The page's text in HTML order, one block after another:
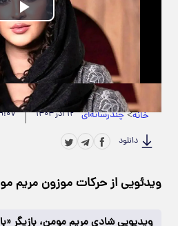
حجم ویدیو: 2.16M | مدت زمان
خانه>چندرسانه‌ای ۱۲ آذر ۱۴۰۴
دانلود
ویدئویی از حرکات موزون مریم